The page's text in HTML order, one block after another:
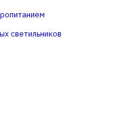
светильников